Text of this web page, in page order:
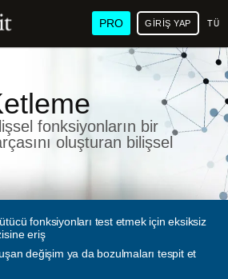
PRO GIRIŞ YAP
fonksiyonların bir
oluşturan bilişsel
fonksiyonları test etmek için eksiksiz
eriş
değişim ya da bozulmaları tespit et